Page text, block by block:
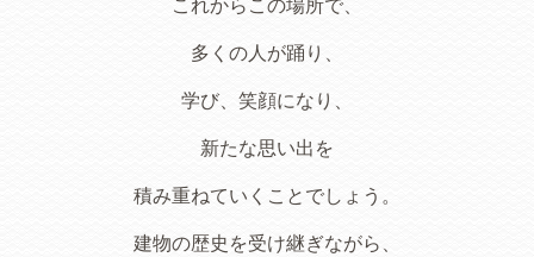
多くの人が踊り、
学び、笑顔になり、
新たな思い出を
積み重ねていくことでしょう。
建物の歴史を受け継ぎながら、